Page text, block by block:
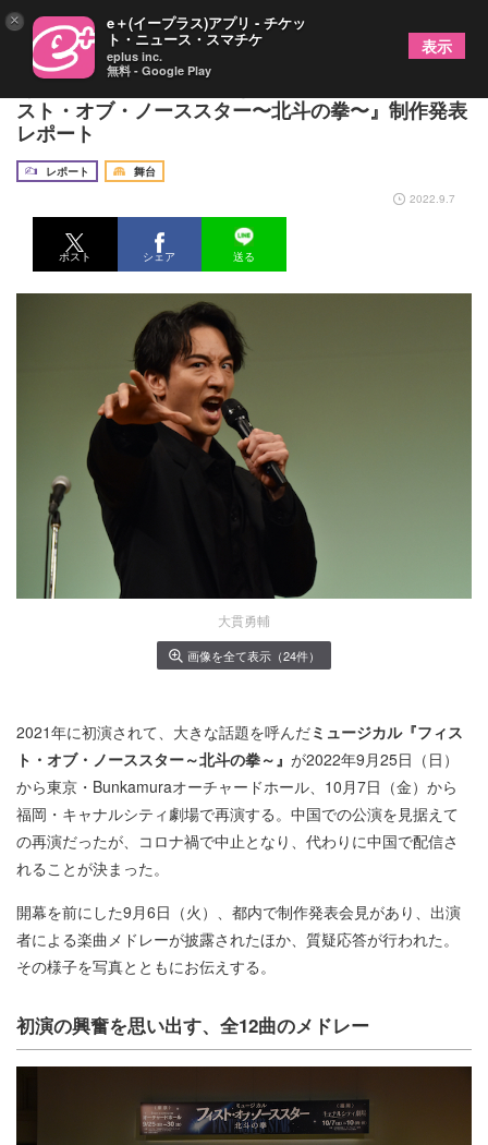
あのケンシロウが帰ってきた！ミュージカル『フィ
スト・オブ・ノーススター〜北斗の拳〜』制作発表
レポート
レポート
舞台
2022.9.7
ポスト シェア 送る
大貫勇輔
画像を全て表示（24件）
2021年に初演されて、大きな話題を呼んだミュージカル『フィス
ト・オブ・ノーススター～北斗の拳～』 が2022年9月25日（日）
から東京・Bunkamuraオーチャードホール、10月7日（金）から
福岡・キャナルシティ劇場で再演する。中国での公演を見据えて
の再演だったが、コロナ禍で中止となり、代わりに中国で配信さ
れることが決まった。
開幕を前にした9月6日（火）、都内で制作発表会見があり、出演
者による楽曲メドレーが披露されたほか、質疑応答が行われた。
その様子を写真とともにお伝えする。
初演の興奮を思い出す、全12曲のメドレー
× e＋(イープラス)アプリ - チケッ
ト・ニュース・スマチケ
eplus inc.
無料 - Google Play
表示